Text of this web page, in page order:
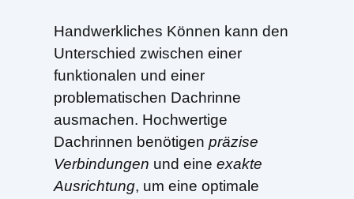
Handwerkliches Können kann den
Unterschied zwischen einer
funktionalen und einer
problematischen Dachrinne
ausmachen. Hochwertige
Dachrinnen benötigen präzise
Verbindungen und eine exakte
Ausrichtung, um eine optimale